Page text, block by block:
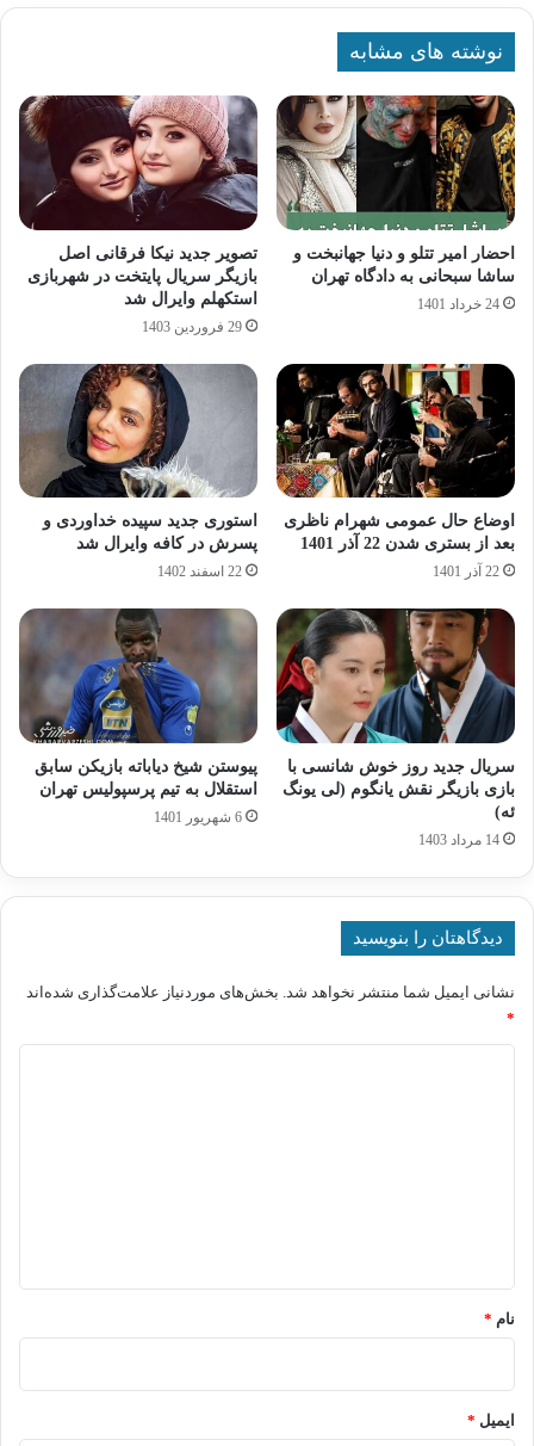
نوشته های مشابه
احضار امیر تتلو و دنیا جهانبخت و
ساشا سبحانی به دادگاه تهران
24 خرداد 1401
تصویر جدید نیکا فرقانی اصل
بازیگر سریال پایتخت در شهربازی
استکهلم وایرال شد
29 فروردین 1403
اوضاع حال عمومی شهرام ناظری
بعد از بستری شدن 22 آذر 1401
22 آذر 1401
استوری جدید سپیده خداوردی و
پسرش در کافه وایرال شد
22 اسفند 1402
سریال جدید روز خوش شانسی با
بازی بازیگر نقش یانگوم (لی یونگ‌
ئه)
14 مرداد 1403
پیوستن شیخ دیاباته بازیکن سابق
استقلال به تیم پرسپولیس تهران
6 شهریور 1401
دیدگاهتان را بنویسید
نشانی ایمیل شما منتشر نخواهد شد. بخش‌های موردنیاز علامت‌گذاری شده‌اند
*
نام *
ایمیل *